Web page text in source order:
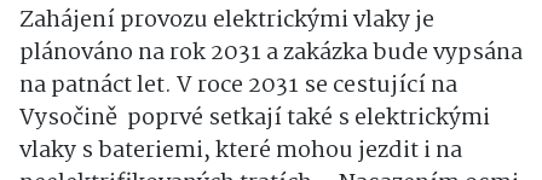
Zahájení provozu elektrickými vlaky je
plánováno na rok 2031 a zakázka bude vypsána
na patnáct let. V roce 2031 se cestující na
Vysočině poprvé setkají také s elektrickými
vlaky s bateriemi, které mohou jezdit i na